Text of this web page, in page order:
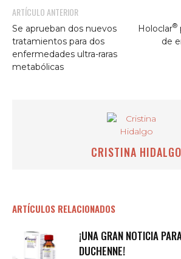
ARTÍCULO ANTERIOR
Se aprueban dos nuevos
tratamientos para dos
enfermedades ultra-raras
metabólicas
Holoclar®
de
CRISTINA HIDALGO
ARTÍCULOS RELACIONADOS
¡UNA GRAN NOTICIA
DUCHENNE!